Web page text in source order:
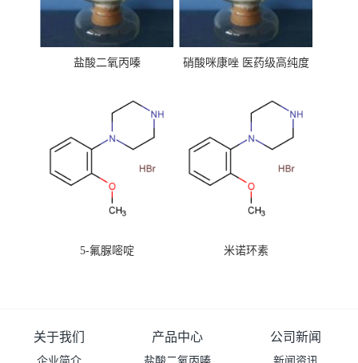
盐酸二氧丙嗪
硝酸咪康唑 医药级高纯度
5-氟脲嘧啶 米诺环素
关于我们 产品中心 公司新闻